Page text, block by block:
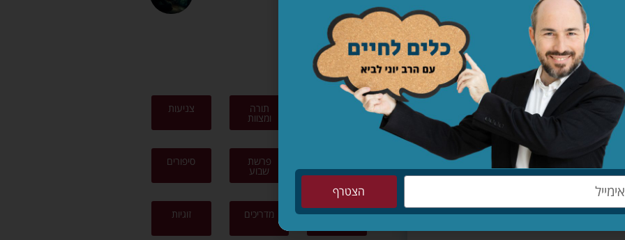
לפי נושאים
תורה
ומצוות
צניעות
דתית
פרשת
שבוע
סיפורים
מחנכים מדריכים זוגיות
הצטרף